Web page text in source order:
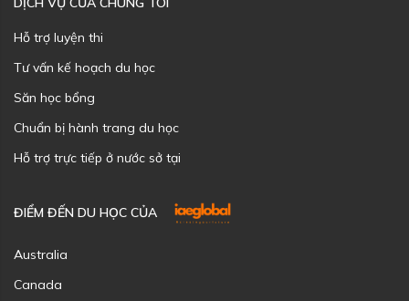
Hỗ trợ luyện thi
Tư vấn kế hoạch du học
Săn học bổng
Chuẩn bị hành trang du học
Hỗ trợ trực tiếp ở nước sở tại
ĐIỂM ĐẾN DU HỌC CỦA
Australia
Canada